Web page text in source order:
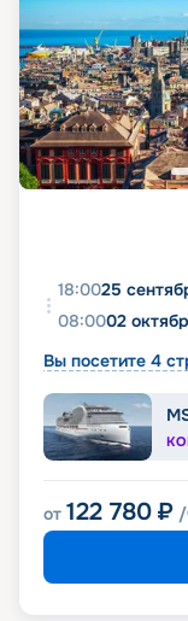
18:0025
08:0002
Вы посетите 4
от 122 780 ₽ /